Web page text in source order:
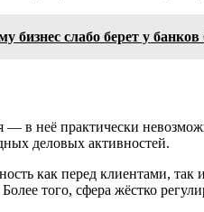
бизнес слабо берет у банков
в неё практически
деловых активностей.
как перед клиентами, так
того, сфера жёстко